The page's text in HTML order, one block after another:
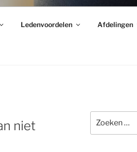
Ledenvoordelen Afdelingen
niet
naar: